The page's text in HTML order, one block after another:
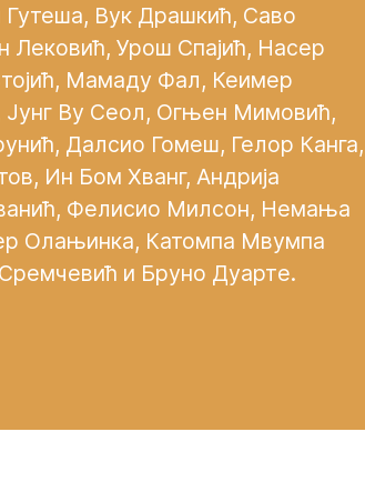
Вук Драшкић, Саво
Урош Спајић, Насер
Мамаду Фал, Кеимер
Ву Сеол, Огњен Мимовић,
Далсио Гомеш, Гелор Канга,
Ин Бом Хванг, Андрија
Фелисио Милсон, Немања
Олањинка, Катомпа Мвумпа
и Бруно Дуартe.